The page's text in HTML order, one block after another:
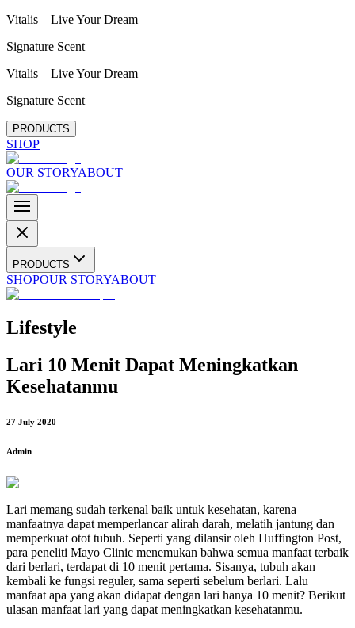
Vitalis – Live Your Dream
Signature Scent
Vitalis – Live Your Dream
Signature Scent
PRODUCTS
SHOP
OUR STORYABOUT
PRODUCTS
SHOPOUR STORYABOUT
Lifestyle
Lari 10 Menit Dapat Meningkatkan
Kesehatanmu
27 July 2020
Admin
Lari memang sudah terkenal baik untuk kesehatan, karena
manfaatnya dapat memperlancar alirah darah, melatih jantung dan
memperkuat otot tubuh. Seperti yang dilansir oleh Huffington Post,
para peneliti Mayo Clinic menemukan bahwa semua manfaat terbaik
dari berlari, terdapat di 10 menit pertama. Sisanya, tubuh akan
kembali ke fungsi reguler, sama seperti sebelum berlari. Lalu
manfaat apa yang akan didapat dengan lari hanya 10 menit? Berikut
ulasan manfaat lari yang dapat meningkatkan kesehatanmu.